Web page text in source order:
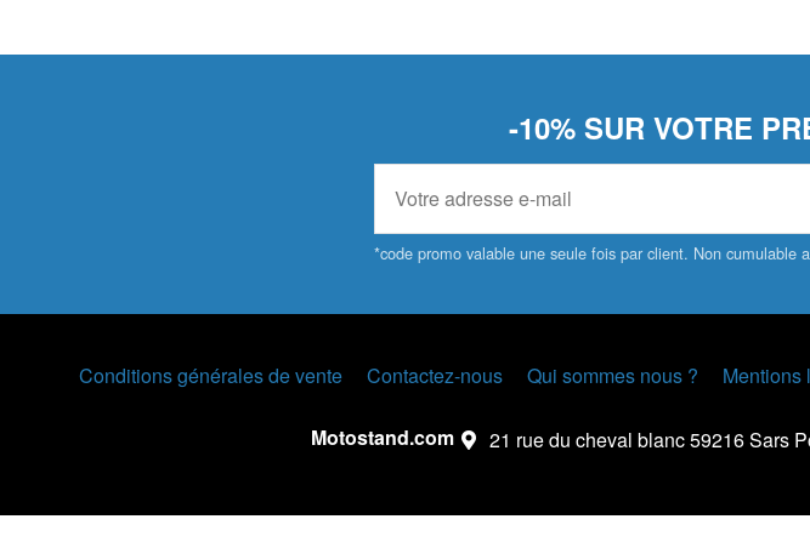
-10% SUR VOTRE
*code promo valable une seule fois par client. Non
Conditions générales de vente Contactez-nous Qui sommes nous ? Mentions
Motostand.com 21 rue du cheval blanc 59216 Sars